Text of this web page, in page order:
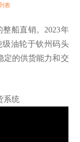
表
整船直销。2023年
级油轮于钦州码头
定的供货能力和交
系统